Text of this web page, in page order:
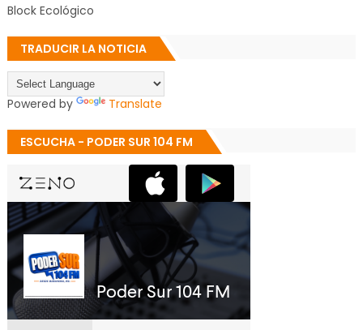
Block Ecológico
TRADUCIR LA NOTICIA
Powered by Translate
ESCUCHA - PODER SUR 104 FM